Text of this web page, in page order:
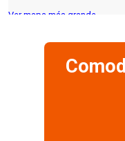
Ver mapa más grande